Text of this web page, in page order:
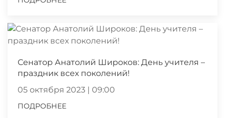
Сенатор Анатолий Широков: День учителя –
праздник всех поколений!
05 октября 2023 | 09:00
ПОДРОБНЕЕ